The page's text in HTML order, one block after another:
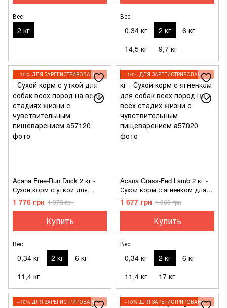
Вес
2 кг
Вес
0,34 кг 2 кг
6 кг
14,5 кг
9,7 кг
−10% ДЛЯ ЗАРЕГИСТРИРОВАННЫХ КЛИЕНТОВ
Acana Free-Run Duck 2 кг -
Сухой корм с уткой для
собак всех пород на всех
стадиях жизни с
чувствительным
пищеварением
1 776 грн 1 973 грн
Купить
Вес
0,34 кг 2 кг
6 кг
11,4 кг
−10% ДЛЯ ЗАРЕГИСТРИРОВАННЫХ КЛИЕНТОВ
Acana Grass-Fed Lamb 2 кг -
Сухой корм с ягненком для
собак всех пород на всех
стадих жизни с
чувствительным
пищеварением
1 677 грн 1 863 грн
Купить
Вес
0,34 кг 2 кг
6 кг
11,4 кг
17 кг
−10% ДЛЯ ЗАРЕГИСТРИРОВАННЫХ КЛИЕНТОВ −10% ДЛЯ ЗАРЕГИСТРИРОВАННЫХ КЛИЕНТОВ